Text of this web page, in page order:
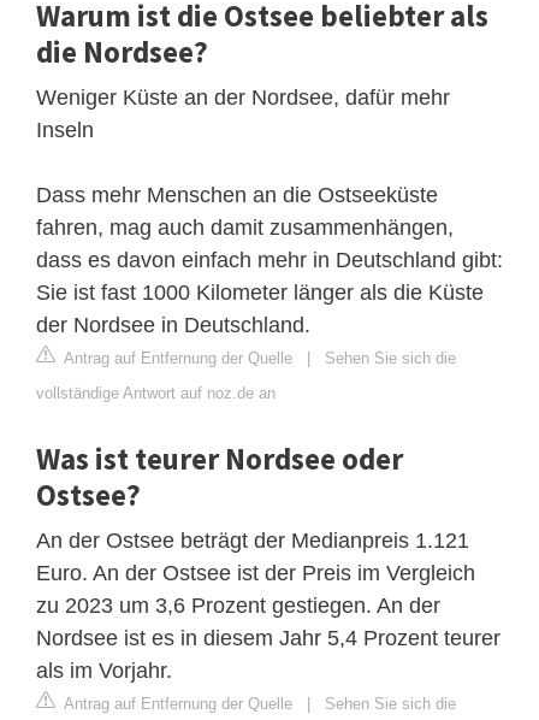
Warum ist die Ostsee beliebter als
die Nordsee?
Weniger Küste an der Nordsee, dafür mehr
Inseln
Dass mehr Menschen an die Ostseeküste
fahren, mag auch damit zusammenhängen,
dass es davon einfach mehr in Deutschland gibt:
Sie ist fast 1000 Kilometer länger als die Küste
der Nordsee in Deutschland.
Antrag auf Entfernung der Quelle | Sehen Sie sich die
vollständige Antwort auf noz.de an
Was ist teurer Nordsee oder
Ostsee?
An der Ostsee beträgt der Medianpreis 1.121
Euro. An der Ostsee ist der Preis im Vergleich
zu 2023 um 3,6 Prozent gestiegen. An der
Nordsee ist es in diesem Jahr 5,4 Prozent teurer
als im Vorjahr.
Antrag auf Entfernung der Quelle | Sehen Sie sich die